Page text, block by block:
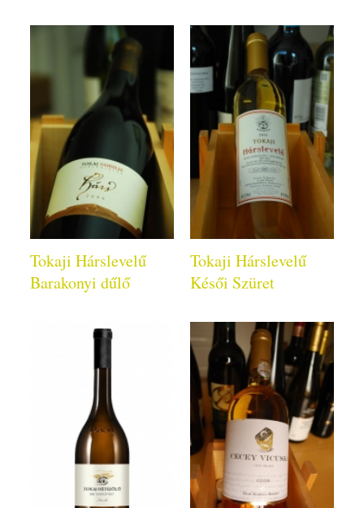
Tokaji Hárslevelű
Barakonyi dűlő
Tokaji Hárslevelű
Késői Szüret